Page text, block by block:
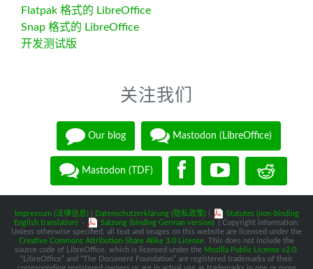
Flatpak 格式的 LibreOffice
Snap 格式的 LibreOffice
开发测试版
关注我们
Our blog Mastodon (LibreOffice)
Mastodon (TDF)
Impressum (法律信息)| Datenschutzerklärung (隐私政策)|
Statutes (non-binding
English translation) - Satzung (binding German version)
| Copyright information:
Unless otherwise specified, all text and images on this website are licensed under the
Creative Commons Attribution-Share Alike 3.0 License . This does not include the
source code of LibreOffice, which is licensed under the Mozilla Public License v2.0
“LibreOffice” and “The Document Foundation” are registered trademarks of their